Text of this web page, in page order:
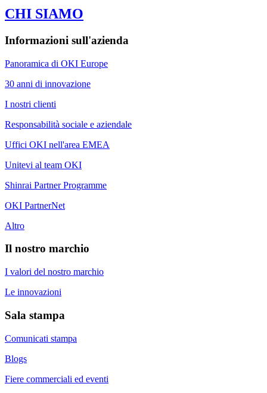
CHI SIAMO
Informazioni sull'azienda
Panoramica di OKI Europe
30 anni di innovazione
I nostri clienti
Responsabilità sociale e aziendale
Uffici OKI nell'area EMEA
Unitevi al team OKI
Shinrai Partner Programme
OKI PartnerNet
Altro
Il nostro marchio
I valori del nostro marchio
Le innovazioni
Sala stampa
Comunicati stampa
Blogs
Fiere commerciali ed eventi